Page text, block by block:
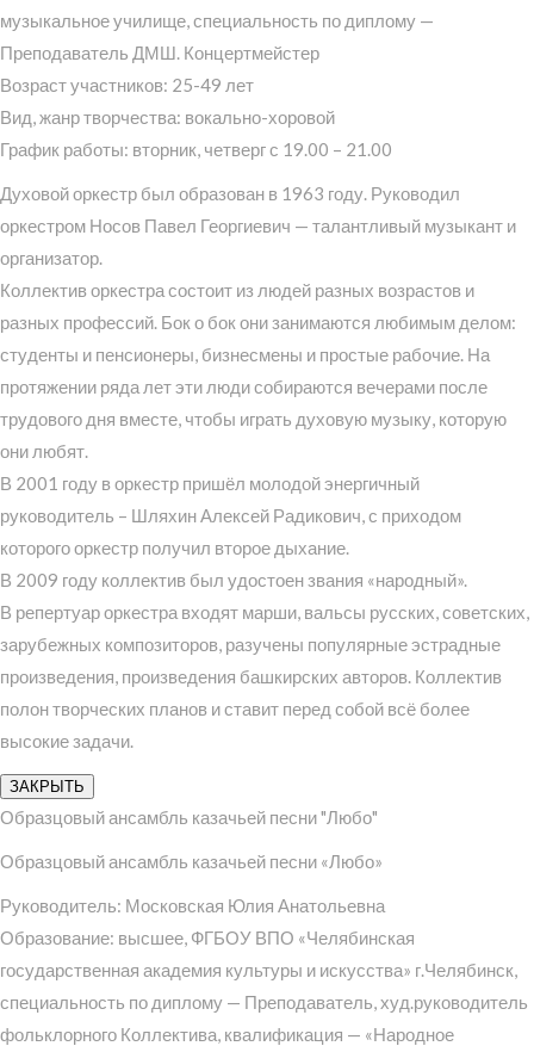
музыкальное училище, специальность по диплому —
Преподаватель ДМШ. Концертмейстер
Возраст участников: 25-49 лет
Вид, жанр творчества: вокально-хоровой
График работы: вторник, четверг с 19.00 – 21.00
Духовой оркестр был образован в 1963 году. Руководил
оркестром Носов Павел Георгиевич — талантливый музыкант и
организатор.
Коллектив оркестра состоит из людей разных возрастов и
разных профессий. Бок о бок они занимаются любимым делом:
студенты и пенсионеры, бизнесмены и простые рабочие. На
протяжении ряда лет эти люди собираются вечерами после
трудового дня вместе, чтобы играть духовую музыку, которую
они любят.
В 2001 году в оркестр пришёл молодой энергичный
руководитель – Шляхин Алексей Радикович, с приходом
которого оркестр получил второе дыхание.
В 2009 году коллектив был удостоен звания «народный».
В репертуар оркестра входят марши, вальсы русских, советских,
зарубежных композиторов, разучены популярные эстрадные
произведения, произведения башкирских авторов. Коллектив
полон творческих планов и ставит перед собой всё более
высокие задачи.
ЗАКРЫТЬ
Образцовый ансамбль казачьей песни "Любо"
Образцовый ансамбль казачьей песни «Любо»
Руководитель: Московская Юлия Анатольевна
Образование: высшее, ФГБОУ ВПО «Челябинская
государственная академия культуры и искусства» г.Челябинск,
специальность по диплому — Преподаватель, худ.руководитель
фольклорного Коллектива, квалификация — «Народное